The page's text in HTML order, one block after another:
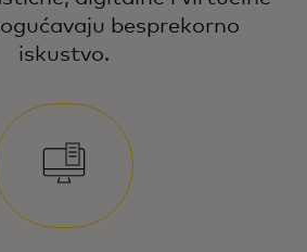
besprekorno
iskustvo.